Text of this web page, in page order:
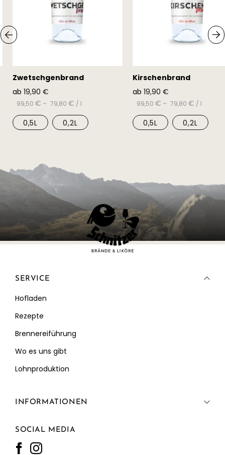
Zwetschgenbrand
ab 19,90 €
99,50 € – 79,80 € / l
0,5L 0,2L
Kirschenbrand
ab 19,90 €
99,50 € – 79,80 € / l
0,5L 0,2L
SERVICE
Hofladen
Rezepte
Brennereiführung
Wo es uns gibt
Lohnproduktion
INFORMATIONEN
SOCIAL MEDIA